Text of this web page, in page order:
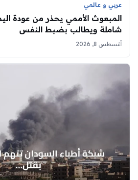
عربي و عالمي
المبعوث الأممي يحذر من عودة
شاملة ويطالب بضبط النفس
أغسطس 8, 2026